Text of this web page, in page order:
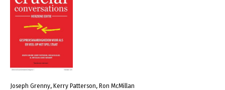
Joseph Grenny, Kerry Patterson, Ron McMillan